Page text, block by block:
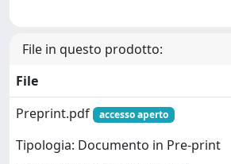
File in questo prodotto:
File
Preprint.pdf
accesso aperto
Tipologia: Documento in Pre-print